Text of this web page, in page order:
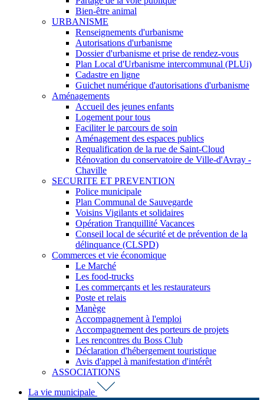
Bien-être animal
URBANISME
Renseignements d'urbanisme
Autorisations d'urbanisme
Dossier d'urbanisme et prise de rendez-vous
Plan Local d'Urbanisme intercommunal (PLUi)
Cadastre en ligne
Guichet numérique d'autorisations d'urbanisme
Aménagements
Accueil des jeunes enfants
Logement pour tous
Faciliter le parcours de soin
Aménagement des espaces publics
Requalification de la rue de Saint-Cloud
Rénovation du conservatoire de Ville-d'Avray -
Chaville
SECURITE ET PREVENTION
Police municipale
Plan Communal de Sauvegarde
Voisins Vigilants et solidaires
Opération Tranquillité Vacances
Conseil local de sécurité et de prévention de la
délinquance (CLSPD)
Commerces et vie économique
Le Marché
Les food-trucks
Les commerçants et les restaurateurs
Poste et relais
Manège
Accompagnement à l'emploi
Accompagnement des porteurs de projets
Les rencontres du Boss Club
Déclaration d'hébergement touristique
Avis d'appel à manifestation d'intérêt
ASSOCIATIONS
La vie municipale